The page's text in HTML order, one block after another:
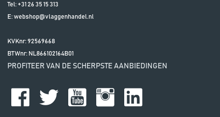
Tel: +31 26 35 15 313
E:webshop@vlaggenhandel.nl
KVKnr: 92569668
BTWnr: NL866102164B01
PROFITEER VAN DE SCHERPSTE AANBIEDINGEN